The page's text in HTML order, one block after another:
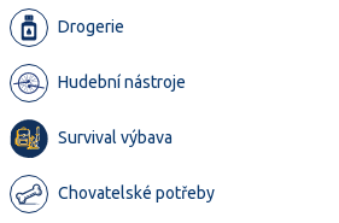
Drogerie
Hudební nástroje
Survival výbava
Chovatelské potřeby